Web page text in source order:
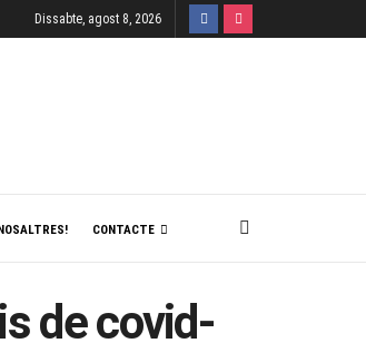
Dissabte, agost 8, 2026
CONTACTE
de covid-